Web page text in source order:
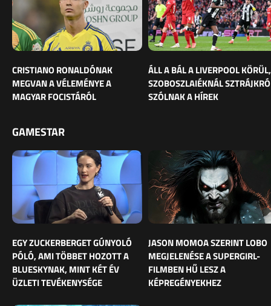
CRISTIANO RONALDÓNAK
MEGVAN A VÉLEMÉNYE A
MAGYAR FOCISTÁRÓL
ÁLL A BÁL A LIVERPOOL KÖRÜL,
SZOBOSZLAIÉKNÁL
SZÓLNAK A HÍREK
GAMESTAR
EGY ZUCKERBERGET GÚNYOLÓ
PÓLÓ, AMI TÖBBET HOZOTT A
BLUESKYNAK, MINT KÉT ÉV
ÜZLETI TEVÉKENYSÉGE
JASON MOMOA SZERINT LOBO
MEGJELENÉSE A SUPERGIRL-
FILMBEN HŰ LESZ A
KÉPREGÉNYEKHEZ